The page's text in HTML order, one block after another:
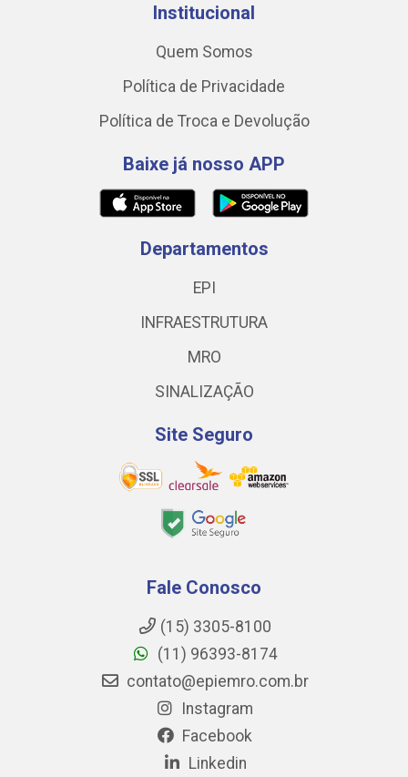
Institucional
Quem Somos
Política de Privacidade
Política de Troca e Devolução
Baixe já nosso APP
Departamentos
EPI
INFRAESTRUTURA
MRO
SINALIZAÇÃO
Site Seguro
Fale Conosco
(15) 3305-8100
(11) 96393-8174
contato@epiemro.com.br
Instagram
Facebook
Linkedin